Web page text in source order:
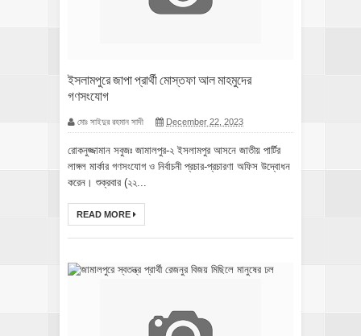
ইসলামপুরে জাপা প্রার্থী মোস্তফা আল মাহমুদের
গণসংযোগ
মোঃ সাইদুর রহমান সাদী December 22, 2023
রোকনুজ্জামান সবুজঃ জামালপুর-২ ইসলামপুর আসনে জাতীয় পার্টির
লাঙ্গল মার্কার গণসংযোগ ও নির্বাচনী প্রচার-প্রচারণা অফিস উদ্বোধন
করেন। শুক্রবার (২২...
READ MORE